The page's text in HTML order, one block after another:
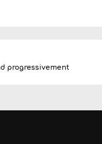
progressivement